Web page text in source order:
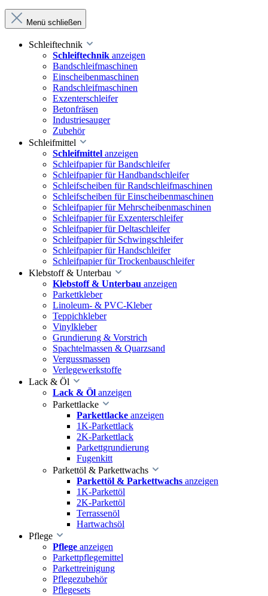
Menü schließen
Schleiftechnik
Schleiftechnik anzeigen
Bandschleifmaschinen
Einscheibenmaschinen
Randschleifmaschinen
Exzenterschleifer
Betonfräsen
Industriesauger
Zubehör
Schleifmittel
Schleifmittel anzeigen
Schleifpapier für Bandschleifer
Schleifpapier für Handbandschleifer
Schleifscheiben für Randschleifmaschinen
Schleifscheiben für Einscheibenmaschinen
Schleifpapier für Mehrscheibenmaschinen
Schleifpapier für Exzenterschleifer
Schleifpapier für Deltaschleifer
Schleifpapier für Schwingschleifer
Schleifpapier für Handschleifer
Schleifpapier für Trockenbauschleifer
Klebstoff & Unterbau
Klebstoff & Unterbau anzeigen
Parkettkleber
Linoleum- & PVC-Kleber
Teppichkleber
Vinylkleber
Grundierung & Vorstrich
Spachtelmassen & Quarzsand
Vergussmassen
Verlegewerkstoffe
Lack & Öl
Lack & Öl anzeigen
Parkettlacke
Parkettlacke anzeigen
1K-Parkettlack
2K-Parkettlack
Parkettgrundierung
Fugenkitt
Parkettöl & Parkettwachs
Parkettöl & Parkettwachs anzeigen
1K-Parkettöl
2K-Parkettöl
Terrassenöl
Hartwachsöl
Pflege
Pflege anzeigen
Parkettpflegemittel
Parkettreinigung
Pflegezubehör
Pflegesets